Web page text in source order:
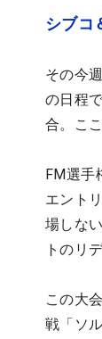
シブコ
その今
の日程
合。こ
FM選手
エント
場しな
トのリ
この大
戦「ソ